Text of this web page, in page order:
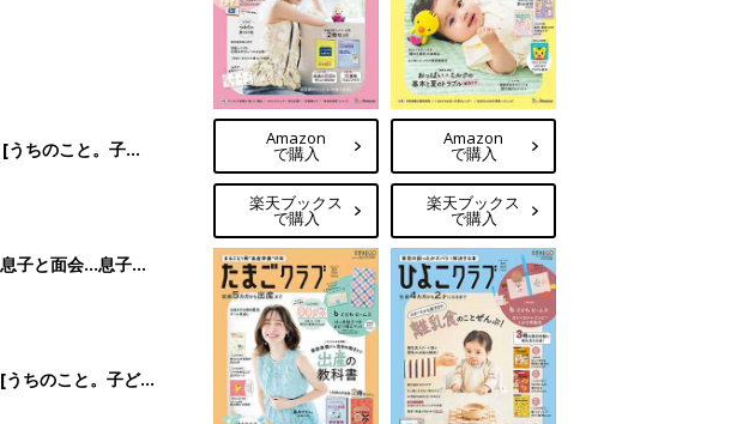
Amazon
で購入
楽天ブックス
で購入
Amazon
で購入
楽天ブックス
で購入